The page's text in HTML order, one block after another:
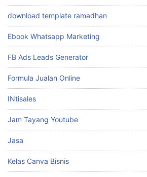
download template ramadhan
Ebook Whatsapp Marketing
FB Ads Leads Generator
Formula Jualan Online
INtisales
Jam Tayang Youtube
Jasa
Kelas Canva Bisnis